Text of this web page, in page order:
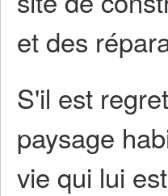
et des
S'il est
paysage
vie qui lui